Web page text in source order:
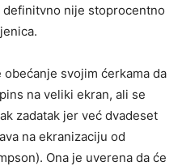
nije stoprocentno
obećanje svojim ćerkama da
na veliki ekran, ali se
zadatak jer već dvadeset
na ekranizaciju od
Ona je uverena da će